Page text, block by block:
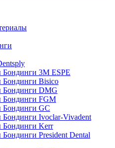
Бондинги 3M ESPE
Бондинги Bisico
Бондинги DMG
Бондинги FGM
Бондинги GC
Бондинги Ivoclar-Vivadent
Бондинги Kerr
President Dental